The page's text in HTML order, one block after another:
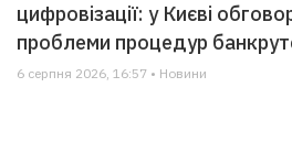
цифровізації: у Києві
проблеми процедур
6 серпня 2026, 16:57 • Новини